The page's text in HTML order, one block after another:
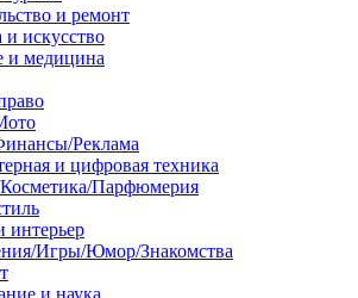
и ремонт
и искусство
и медицина
Реклама
и цифровая техника
Парфюмерия
интерьер
Игры/Юмор/Знакомства
и наука